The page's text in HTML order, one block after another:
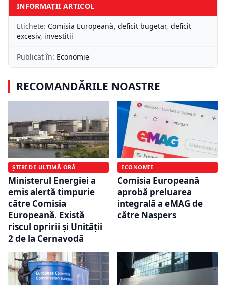
INFORMAȚII ARTICOL
Etichete: Comisia Europeană, deficit bugetar, deficit
excesiv, investitii
Publicat în: Economie
RECOMANDĂRILE NOASTRE
ȘTIRI DE ULTIMĂ ORĂ
Ministerul Energiei a
emis alertă timpurie
către Comisia
Europeană. Există
riscul opririi și Unității
2 de la Cernavodă
ECONOMIE
Comisia Europeană
aprobă preluarea
integrală a eMAG de
către Naspers